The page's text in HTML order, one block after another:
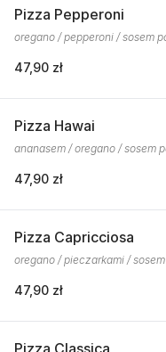
Pizza Pepperoni
oregano / pepperoni / sosem
47,90 zł
Pizza Hawai
ananasem / oregano / sosem
47,90 zł
Pizza Capricciosa
oregano / pieczarkami /
47,90 zł
Pizza Classica